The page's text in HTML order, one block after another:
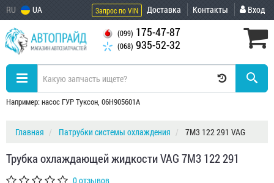
RU UA Запрос по VIN Доставка Контакты Вход
(099) 175-47-87
(068) 935-52-32
Например: насос ГУР Туксон, 06H905601A
Главная Патрубки системы охлаждения 7M3 122 291 VAG
Трубка охлаждающей жидкости VAG 7M3 122 291
0 отзывов